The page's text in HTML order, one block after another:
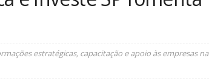
estratégicas, capacitação e apoio às empresas na